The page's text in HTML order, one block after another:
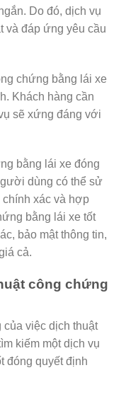
Do đó, dịch vụ
và đáp ứng yêu cầu
chứng bằng lái xe
Khách hàng cần
sẽ xứng đáng với
bằng lái xe đóng
dùng có thể sử
chính xác và hợp
bằng lái xe tốt
bảo mật thông tin,
cả.
công chứng
của việc dịch thuật
kiếm một dịch vụ
đóng quyết định